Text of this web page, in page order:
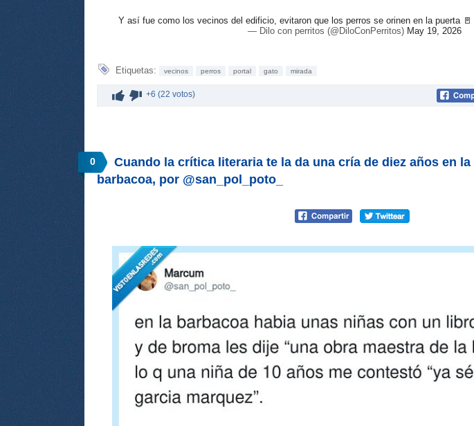
Y así fue como los vecinos del edificio, evitaron que los perros se orinen en la puerta 🚪
— Dilo con perritos (@DiloConPerritos) May 19, 2026
Etiquetas: vecinos perros portal gato mirada
+6 (22 votos)
0
Cuando la crítica literaria te la da una cría de diez años en la
barbacoa, por @san_pol_poto_